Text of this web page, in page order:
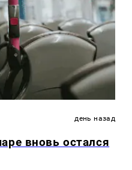
день назад
вновь остался